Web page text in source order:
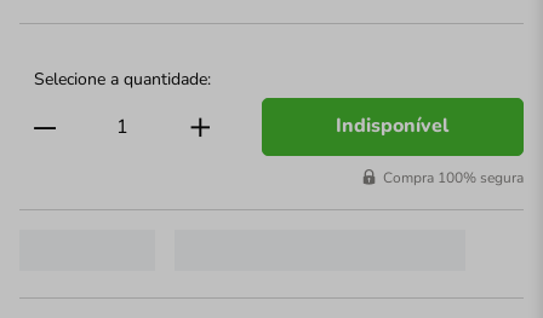
Indisponível
Compra 100% segura